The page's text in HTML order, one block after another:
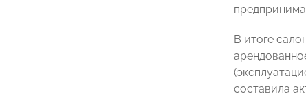
В итоге
составила